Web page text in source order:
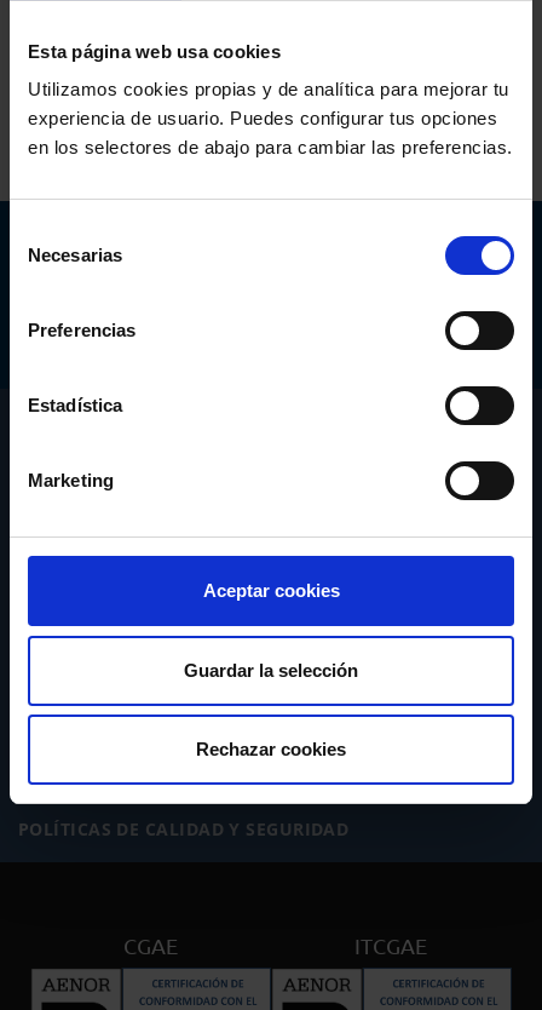
Esta página web usa cookies
Utilizamos cookies propias y de analítica para mejorar tu
experiencia de usuario. Puedes configurar tus opciones
en los selectores de abajo para cambiar las preferencias.
Necesarias
Preferencias
Estadística
Marketing
Aceptar cookies
Guardar la selección
Rechazar cookies
Comparte:
SERVICIOS
ACTUALIDAD
PUBLICACIONES
POLÍTICAS DE CALIDAD Y SEGURIDAD
CGAE ITCGAE